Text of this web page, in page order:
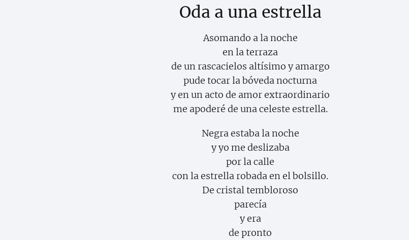
Oda a una estrella
Asomando a la noche
en la terraza
de un rascacielos altísimo y amargo
pude tocar la bóveda nocturna
y en un acto de amor extraordinario
me apoderé de una celeste estrella.
Negra estaba la noche
y yo me deslizaba
por la calle
con la estrella robada en el bolsillo.
De cristal tembloroso
parecía
y era
de pronto